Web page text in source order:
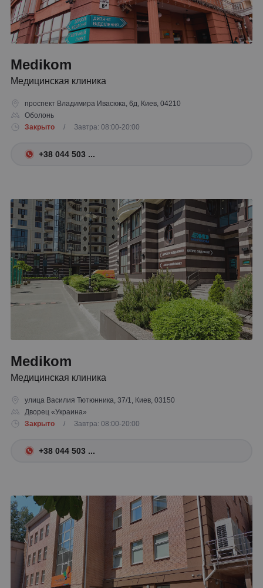
Medikom
Медицинская клиника
проспект Владимира Ивасюка, 6д, Киев, 04210
Оболонь
Закрыто
/ Завтра: 08:00-20:00
+38 044 503 ...
Medikom
Медицинская клиника
улица Василия Тютюнника, 37/1, Киев, 03150
Дворец «Украина»
Закрыто
/ Завтра: 08:00-20:00
+38 044 503 ...